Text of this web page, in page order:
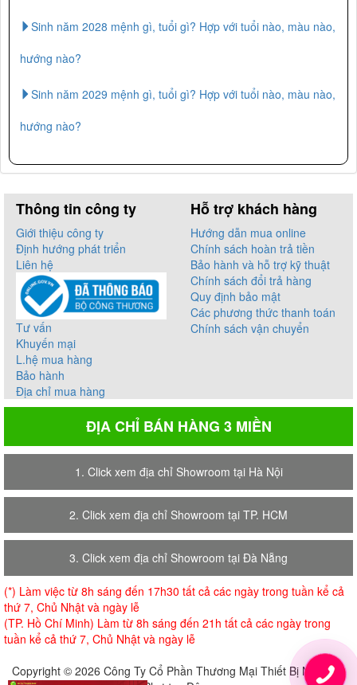
Sinh năm 2028 mệnh gì, tuổi gì? Hợp với tuổi nào, màu nào,
hướng nào?
Sinh năm 2029 mệnh gì, tuổi gì? Hợp với tuổi nào, màu nào,
hướng nào?
Thông tin công ty
Giới thiệu công ty
Định hướng phát triển
Liên hệ
Tư vấn
Khuyến mại
L.hệ mua hàng
Bảo hành
Địa chỉ mua hàng
Hỗ trợ khách hàng
Hướng dẫn mua online
Chính sách hoàn trả tiền
Bảo hành và hỗ trợ kỹ thuật
Chính sách đổi trả hàng
Quy định bảo mật
Các phương thức thanh toán
Chính sách vận chuyển
ĐỊA CHỈ BÁN HÀNG 3 MIỀN
1. Click xem địa chỉ Showroom tại Hà Nội
2. Click xem địa chỉ Showroom tại TP. HCM
3. Click xem địa chỉ Showroom tại Đà Nẵng
(*) Làm việc từ 8h sáng đến 17h30 tất cả các ngày trong tuần kể cả
thứ 7, Chủ Nhật và ngày lễ
(TP. Hồ Chí Minh) Làm từ 8h sáng đến 21h tất cả các ngày trong
tuần kể cả thứ 7, Chủ Nhật và ngày lễ
Copyright © 2026 Công Ty Cổ Phần Thương Mại Thiết Bị Nội Thất